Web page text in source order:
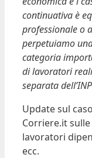
continuativa è
professionale o
perpetuiamo
categoria
di lavoratori
separata
Update sul
Corriere.it
lavoratori
ecc.